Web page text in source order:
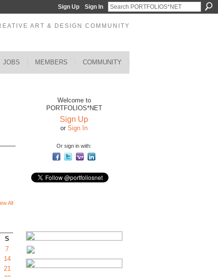
Sign Up Sign In
ART & DESIGN COMMUNITY
JOBS MEMBERS COMMUNITY
All
S
7
14
21
Welcome to
PORTFOLIOS*NET
Sign Up
or Sign In
Or sign in with: